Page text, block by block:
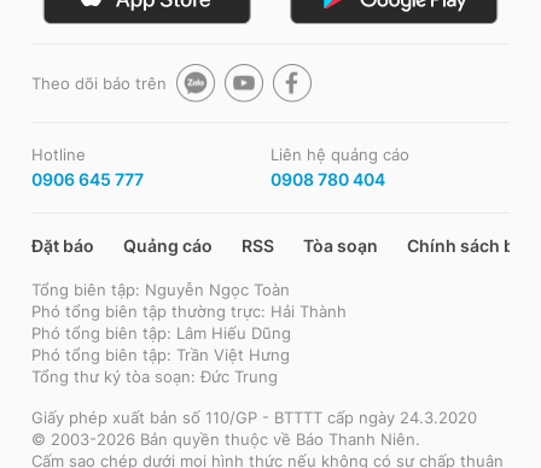
Theo dõi báo trên
Hotline
0906 645 777
Liên hệ quảng cáo
0908 780 404
Đặt báo Quảng cáo RSS Tòa soạn Chính sách bảo
Tổng biên tập: Nguyễn Ngọc Toàn
Phó tổng biên tập thường trực: Hải Thành
Phó tổng biên tập: Lâm Hiếu Dũng
Phó tổng biên tập: Trần Việt Hưng
Tổng thư ký tòa soạn: Đức Trung
Giấy phép xuất bản số 110/GP - BTTTT cấp ngày 24.3.2020
© 2003-2026 Bản quyền thuộc về Báo Thanh Niên.
Cấm sao chép dưới mọi hình thức nếu không có sự chấp thuận